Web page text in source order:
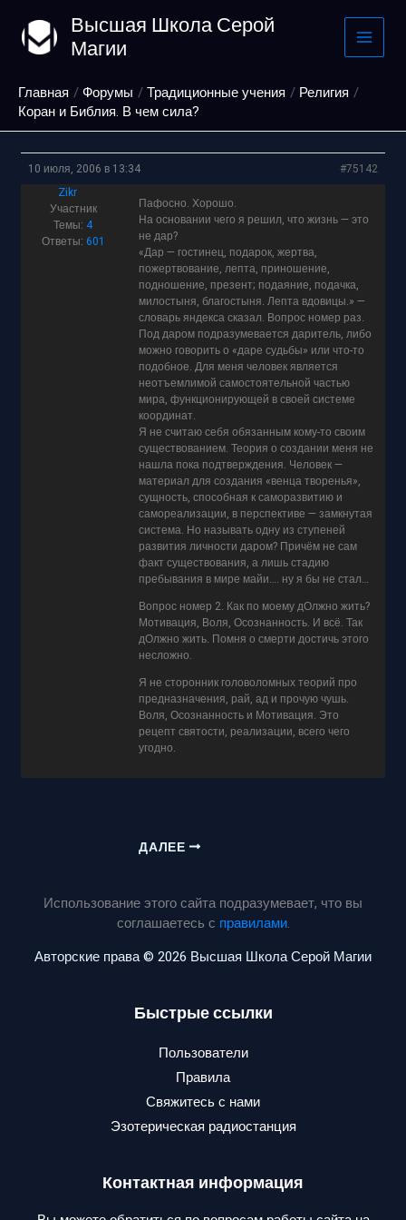
содержимому
Высшая Школа Серой
Магии
Главная Форумы Традиционные учения
Религия
Коран и Библия. В чем сила?
10 июля, 2006 в 13:34
#75142
Zikr
Участник
Темы:4
Ответы: 601
Пафосно. Хорошо.
На основании чего я решил, что жизнь — это
не дар?
«Дар — гостинец, подарок, жертва,
пожертвование, лепта, приношение,
подношение, презент; подаяние, подачка,
милостыня, благостыня. Лепта вдовицы.» —
словарь яндекса сказал. Вопрос номер раз.
Под даром подразумевается даритель, либо
можно говорить о «даре судьбы» или что-то
подобное. Для меня человек является
неотъемлимой самостоятельной частью
мира, функционирующей в своей системе
координат.
Я не считаю себя обязанным кому-то своим
существованием. Теория о создании меня не
нашла пока подтверждения. Человек —
материал для создания «венца творенья»,
сущность, способная к саморазвитию и
самореализации, в перспективе — замкнутая
система. Но называть одну из ступеней
развития личности даром? Причём не сам
факт существования, а лишь стадию
пребывания в мире майи…. ну я бы не стал…
Вопрос номер 2. Как по моему дОлжно жить?
Мотивация, Воля, Осознанность. И всё. Так
дОлжно жить. Помня о смерти достичь этого
несложно.
Я не сторонник головоломных теорий про
предназначения, рай, ад и прочую чушь.
Воля, Осознанность и Мотивация. Это
рецепт святости, реализации, всего чего
угодно.
ДАЛЕЕ
Использование этого сайта подразумевает, что вы
соглашаетесь с правилами.
Авторские права © 2026 Высшая Школа Серой Магии
Быстрые ссылки
Пользователи
Правила
Свяжитесь с нами
Эзотерическая радиостанция
Контактная информация